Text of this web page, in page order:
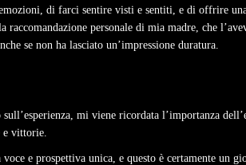
di farci sentire visti e sentiti, e di offrire
personale di mia madre, che
se non ha lasciato un’impressione duratura.
mi viene ricordata l’importanza
e vittorie.
e prospettiva unica, e questo è certamente un